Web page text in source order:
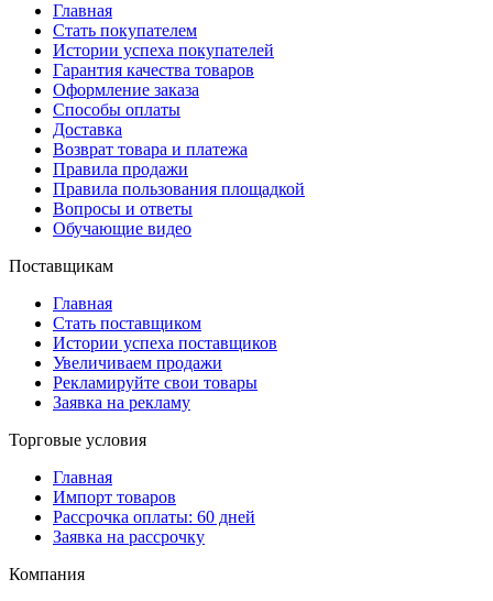
Главная
Стать покупателем
Истории успеха покупателей
Гарантия качества товаров
Оформление заказа
Способы оплаты
Доставка
Возврат товара и платежа
Правила продажи
Правила пользования площадкой
Вопросы и ответы
Обучающие видео
Поставщикам
Главная
Стать поставщиком
Истории успеха поставщиков
Увеличиваем продажи
Рекламируйте свои товары
Заявка на рекламу
Торговые условия
Главная
Импорт товаров
Рассрочка оплаты: 60 дней
Заявка на рассрочку
Компания